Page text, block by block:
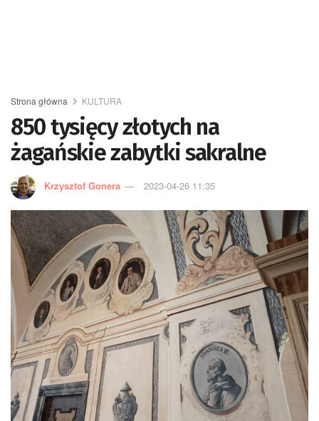
Strona główna KULTURA
850 tysięcy złotych na
żagańskie zabytki sakralne
Krzysztof Gonera 2023-04-26 11:35